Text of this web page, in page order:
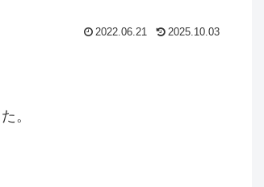
2022.06.21 2025.10.03
。